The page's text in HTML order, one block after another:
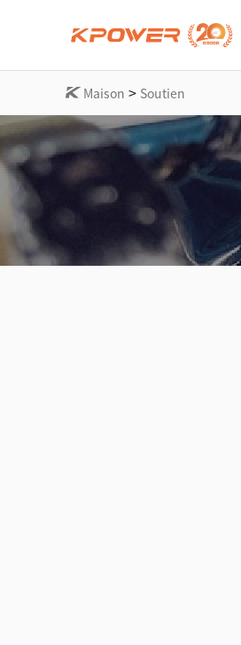
Maison > Soutien